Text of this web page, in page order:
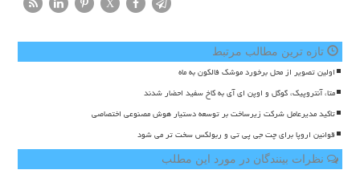
X
تازه ترین مطالب مرتبط
اولین تصویر از محل برخورد موشک فالکون به ماه
متا، آنتروپیک، گوگل و اوپن ای آی به کاخ سفید احضار شدند
تاکید مدیرعامل شرکت زیرساخت بر توسعه دستیار هوش مصنوعی اختصاصی
قوانین اروپا برای چت جی پی تی و ربولکس سخت تر می شود
نظرات بینندگان در مورد این مطلب